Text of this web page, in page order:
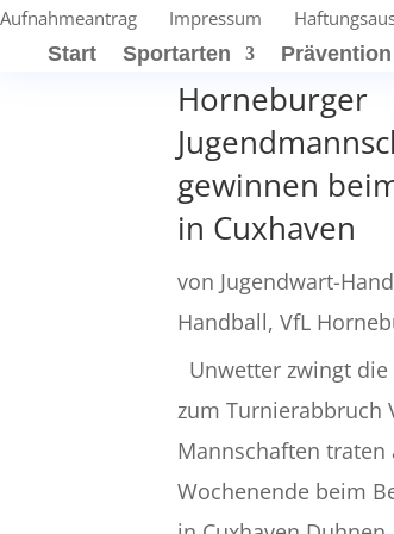
Aufnahmeantrag Impressum
Start
Sportarten Prävention
Horneburger
gewinnen
in Cuxhaven
von Jugendwart-
Handball,VfL
Unwetter zwingt
zum Turnierabbruch
Mannschaften traten
Wochenende beim